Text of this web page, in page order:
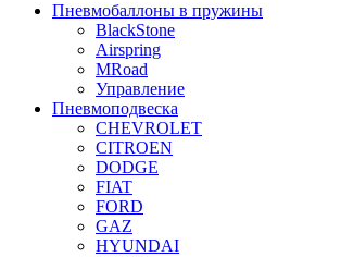
Пневмобаллоны в пружины
BlackStone
Airspring
MRoad
Управление
Пневмоподвеска
CHEVROLET
CITROEN
DODGE
FIAT
FORD
GAZ
HYUNDAI